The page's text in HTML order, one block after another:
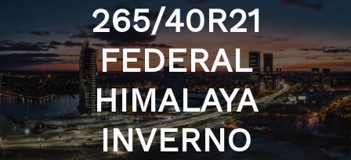
265/40R21
FEDERAL
HIMALAYA
INVERNO